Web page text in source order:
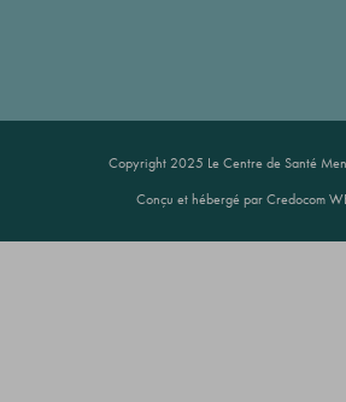
Copyright 2025 Le Centre de Santé
Conçu et hébergé par Credocom